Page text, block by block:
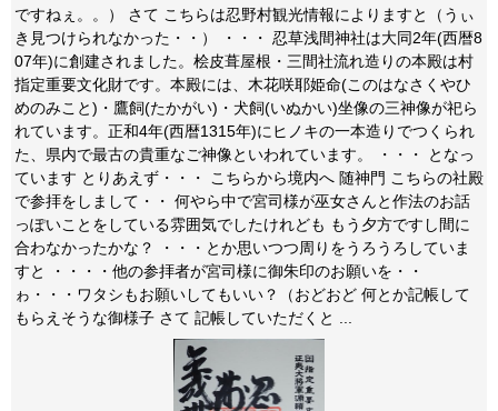
ですねぇ。。） さて こちらは忍野村観光情報によりますと（うぃ
き見つけられなかった・・） ・・・ 忍草浅間神社は大同2年(西暦8
07年)に創建されました。桧皮葺屋根・三間社流れ造りの本殿は村
指定重要文化財です。本殿には、木花咲耶姫命(このはなさくやひ
めのみこと)・鷹飼(たかがい)・犬飼(いぬかい)坐像の三神像が祀ら
れています。正和4年(西暦1315年)にヒノキの一本造りでつくられ
た、県内で最古の貴重なご神像といわれています。 ・・・ となっ
ています とりあえず・・・ こちらから境内へ 随神門 こちらの社殿
で参拝をしまして・・ 何やら中で宮司様が巫女さんと作法のお話
っぽいことをしている雰囲気でしたけれども もう夕方ですし間に
合わなかったかな？ ・・・とか思いつつ周りをうろうろしていま
すと ・・・・他の参拝者が宮司様に御朱印のお願いを・・
ゎ・・・ワタシもお願いしてもいい？（おどおど 何とか記帳して
もらえそうな御様子 さて 記帳していただくと ...